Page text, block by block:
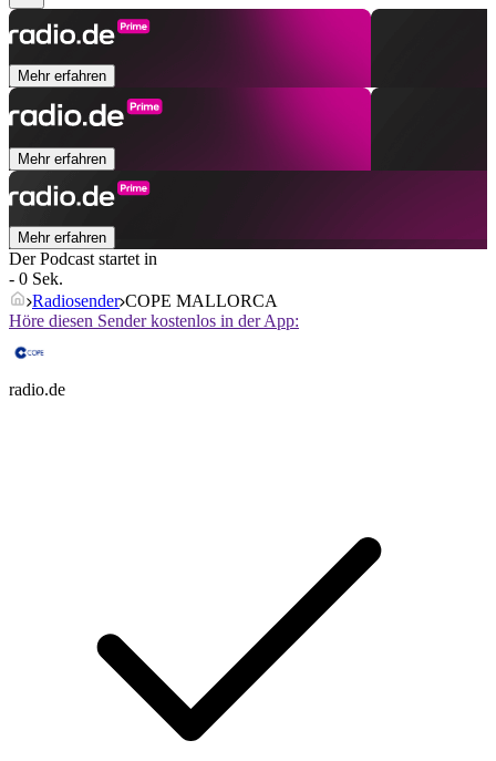
Mehr erfahren
Mehr erfahren
Mehr erfahren
Der Podcast startet in
- 0 Sek.
Radiosender COPE MALLORCA
Höre diesen Sender kostenlos in der App:
radio.de